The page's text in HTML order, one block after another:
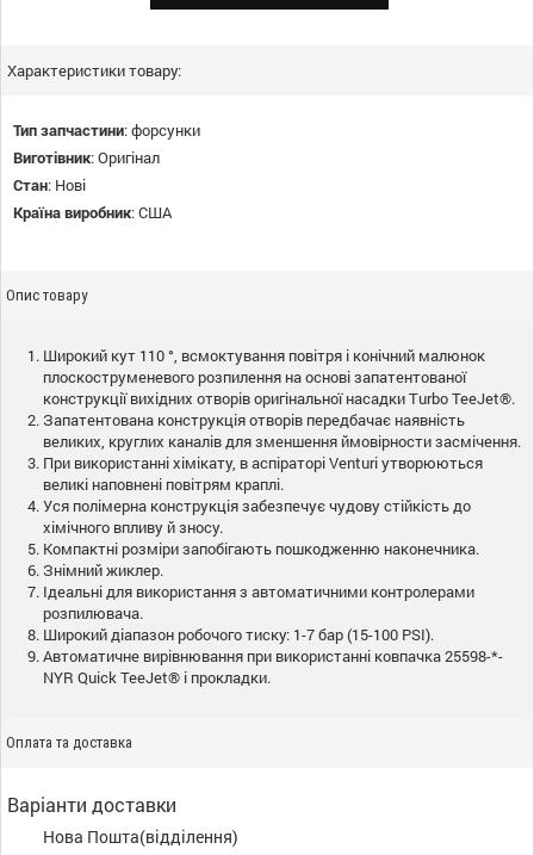
Характеристики товару:
Тип запчастини:форсунки
Виготівник:Оригінал
Стан: Нові
Країна виробник:США
Опис товару
Широкий кут 110 °, всмоктування повітря і конічний малюнок
плоскоструменевого розпилення на основі запатентованої
конструкції вихідних отворів оригінальної насадки Turbo TeeJet®.
Запатентована конструкція отворів передбачає наявність
великих, круглих каналів для зменшення ймовірности засмічення.
При використанні хімікату, в аспіраторі Venturi утворюються
великі наповнені повітрям краплі.
Уся полімерна конструкція забезпечує чудову стійкість до
хімічного впливу й зносу.
Компактні розміри запобігають пошкодженню наконечника.
Знімний жиклер.
Ідеальні для використання з автоматичними контролерами
розпилювача.
Широкий діапазон робочого тиску: 1-7 бар (15-100 PSI).
Автоматичне вирівнювання при використанні ковпачка 25598-*-
NYR Quick TeeJet® і прокладки.
Оплата та доставка
Варіанти доставки
Нова Пошта(відділення)